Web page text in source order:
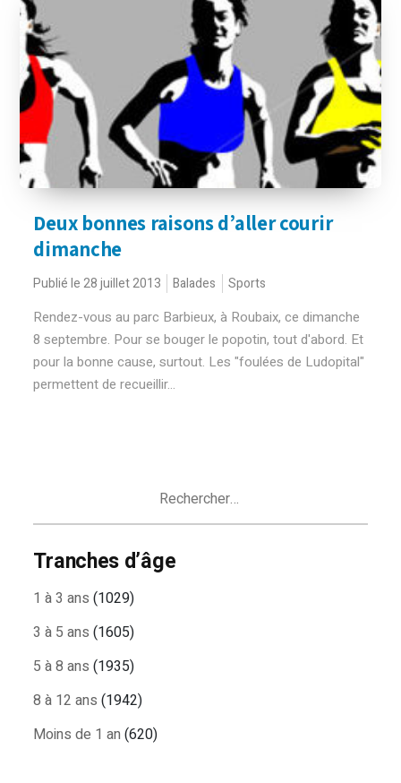
Deux bonnes raisons d’aller courir
dimanche
Publié le 28 juillet 2013 Balades Sports
Rendez-vous au parc Barbieux, à Roubaix, ce dimanche
8 septembre. Pour se bouger le popotin, tout d'abord. Et
pour la bonne cause, surtout. Les "foulées de Ludopital"
permettent de recueillir...
Tranches d’âge
1 à 3 ans (1029)
3 à 5 ans (1605)
5 à 8 ans (1935)
8 à 12 ans (1942)
Moins de 1 an (620)